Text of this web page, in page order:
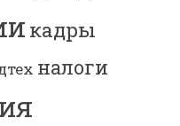
кадры
налоги